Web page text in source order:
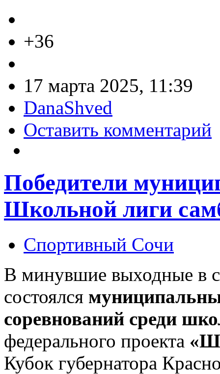
+36
17 марта 2025, 11:39
DanaShved
Оставить комментарий
Победители
Школьной лиги
Спортивный Сочи
В минувшие выходные в
состоялся
соревнований среди
федерального проекта
Кубок губернатора